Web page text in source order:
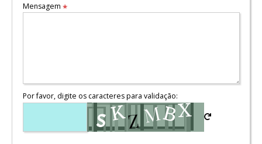
Mensagem *
Por favor, digite os caracteres para validação: